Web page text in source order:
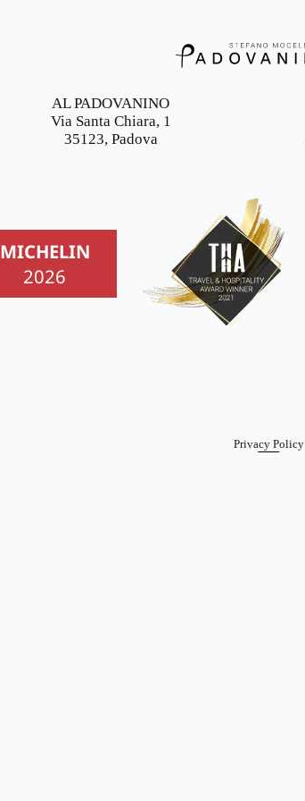
AL PADOVANINO
Via Santa Chiara, 1
35123, Padova
MICHELIN
2026
Privacy Policy